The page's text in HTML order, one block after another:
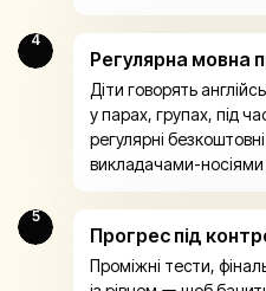
4
Регулярна мовна
Діти говорять
у парах, групах, під
регулярні
викладачами-
5
Прогрес під
Проміжні тести,